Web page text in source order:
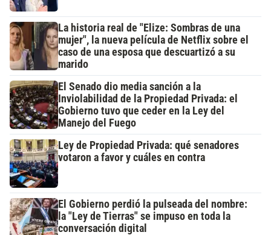
La historia real de "Elize: Sombras de una
mujer", la nueva película de Netflix sobre el
caso de una esposa que descuartizó a su
marido
El Senado dio media sanción a la
Inviolabilidad de la Propiedad Privada: el
Gobierno tuvo que ceder en la Ley del
Manejo del Fuego
Ley de Propiedad Privada: qué senadores
votaron a favor y cuáles en contra
El Gobierno perdió la pulseada del nombre:
la "Ley de Tierras" se impuso en toda la
conversación digital